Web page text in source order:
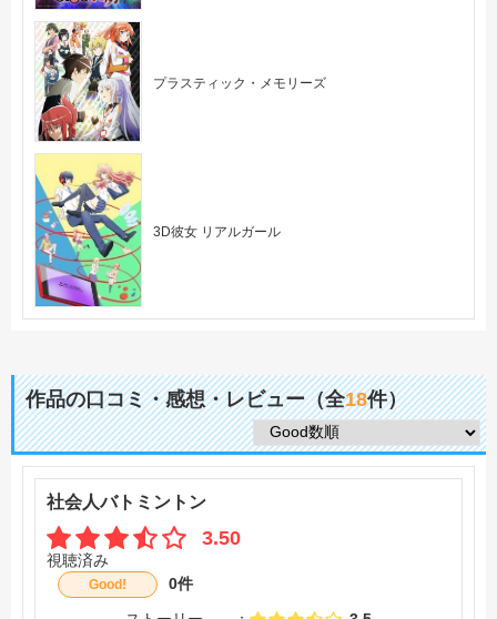
プラスティック・メモリーズ
3D彼女 リアルガール
作品の口コミ・感想・レビュー（全18件）
社会人バトミントン
3.50
視聴済み
Good!
0件